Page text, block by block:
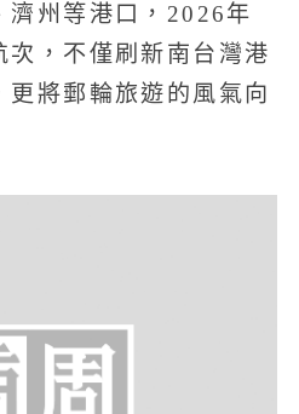
濟州等港口，2026年
次，不僅刷新南台灣港
更將郵輪旅遊的風氣向